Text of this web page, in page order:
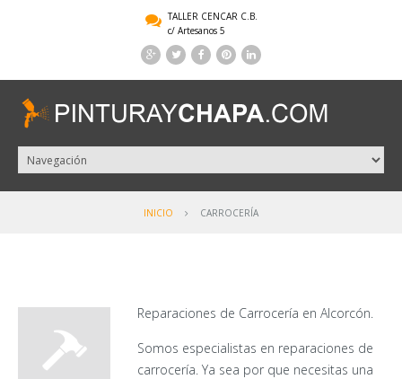
TALLER CENCAR C.B.
c/ Artesanos 5
INICIO CARROCERÍA
Reparaciones de Carrocería en Alcorcón.
Somos especialistas en reparaciones de
carrocería. Ya sea por que necesitas una